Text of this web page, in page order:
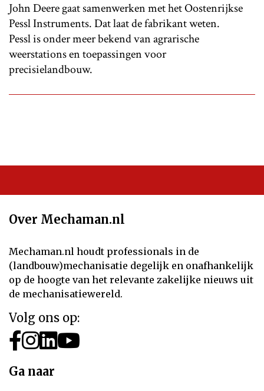
John Deere gaat samenwerken met het Oostenrijkse
Pessl Instruments. Dat laat de fabrikant weten.
Pessl is onder meer bekend van agrarische
weerstations en toepassingen voor
precisielandbouw.
Over Mechaman.nl
Mechaman.nl houdt professionals in de
(landbouw)mechanisatie degelijk en onafhankelijk
op de hoogte van het relevante zakelijke nieuws uit
de mechanisatiewereld.
Volg ons op:
Ga naar